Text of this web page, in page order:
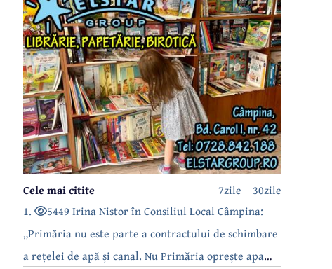
30zile
7zile
Cele mai citite
1.
5449 Irina Nistor în Consiliul Local Câmpina:
„Primăria nu este parte a contractului de schimbare
a rețelei de apă și canal. Nu Primăria oprește apa